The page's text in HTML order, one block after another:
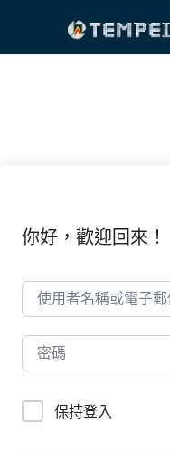
你好，歡迎回來！
保持登入